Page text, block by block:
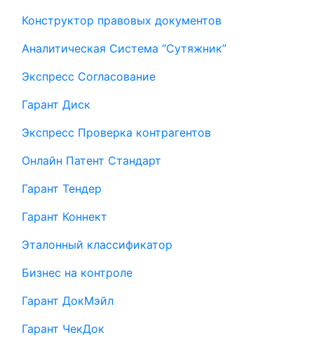
Конструктор правовых документов
Аналитическая Система “Сутяжник”
Экспресс Согласование
Гарант Диск
Экспресс Проверка контрагентов
Онлайн Патент Стандарт
Гарант Тендер
Гарант Коннект
Эталонный классификатор
Бизнес на контроле
Гарант ДокМэйл
Гарант ЧекДок